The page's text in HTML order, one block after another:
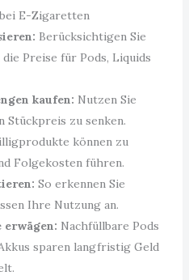
E-Zigaretten
Berücksichtigen Sie
Preise für Pods, Liquids
kaufen: Nutzen Sie
Stückpreis zu senken.
können zu
Folgekosten führen.
So erkennen Sie
Ihre Nutzung an.
erwägen: Nachfüllbare Pods
sparen langfristig Geld